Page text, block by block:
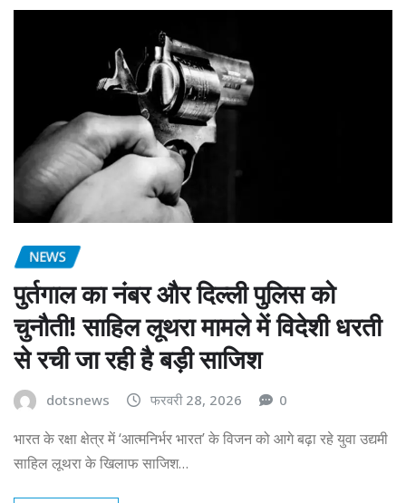
NEWS
पुर्तगाल का नंबर और दिल्ली पुलिस को
चुनौती! साहिल लूथरा मामले में विदेशी धरती
से रची जा रही है बड़ी साजिश
dotsnews फरवरी 28, 2026 0
भारत के रक्षा क्षेत्र में ‘आत्मनिर्भर भारत’ के विजन को आगे बढ़ा रहे युवा उद्यमी
साहिल लूथरा के खिलाफ साजिश…